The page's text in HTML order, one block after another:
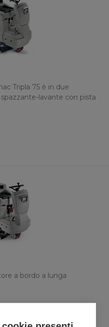
Tripla 75 è in due
lavante con pista
a bordo a lunga